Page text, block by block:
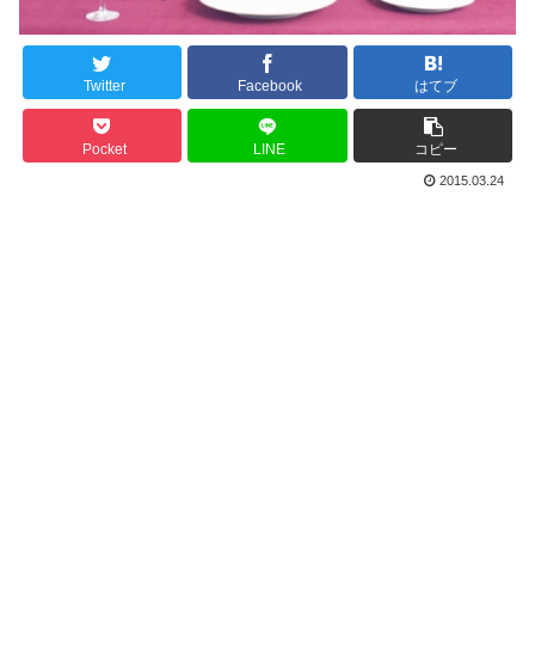
Twitter Facebook はてブ
Pocket LINE コピー
2015.03.24